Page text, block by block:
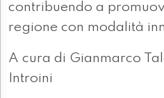
contribuendo a
regione con modalità
A cura di Gianmarco
Introini